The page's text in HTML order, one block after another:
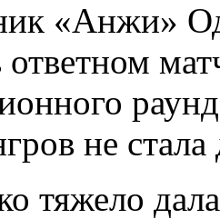
«Анжи»
не
тяжело